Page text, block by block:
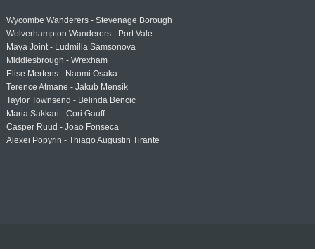
Wycombe Wanderers - Stevenage Borough
Wolverhampton Wanderers - Port Vale
Maya Joint - Ludmilla Samsonova
Middlesbrough - Wrexham
Elise Mertens - Naomi Osaka
Terence Atmane - Jakub Mensik
Taylor Townsend - Belinda Bencic
Maria Sakkari - Cori Gauff
Casper Ruud - Joao Fonseca
Alexei Popyrin - Thiago Augustin Tirante